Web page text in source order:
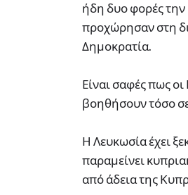
ήδη δυο φορές
προχώρησαν στη
Δημοκρατία.
Είναι σαφές πως
βοηθήσουν τόσο
Η Λευκωσία έχει
παραμείνει
από άδεια της